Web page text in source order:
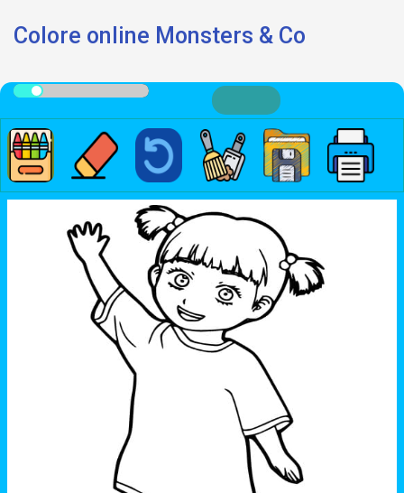
Colore online Monsters & Co